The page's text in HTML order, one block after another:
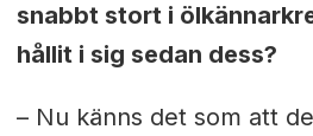
snabbt stort i
hållit i sig sedan dess?
– Nu känns det som att